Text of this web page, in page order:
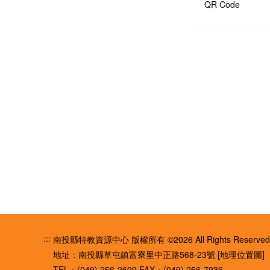
QR Code
::: 南投縣特教資源中心 版權所有 ©2026 All Rights
地址：南投縣草屯鎮富寮里中正路568-23號 [地理位置圖]